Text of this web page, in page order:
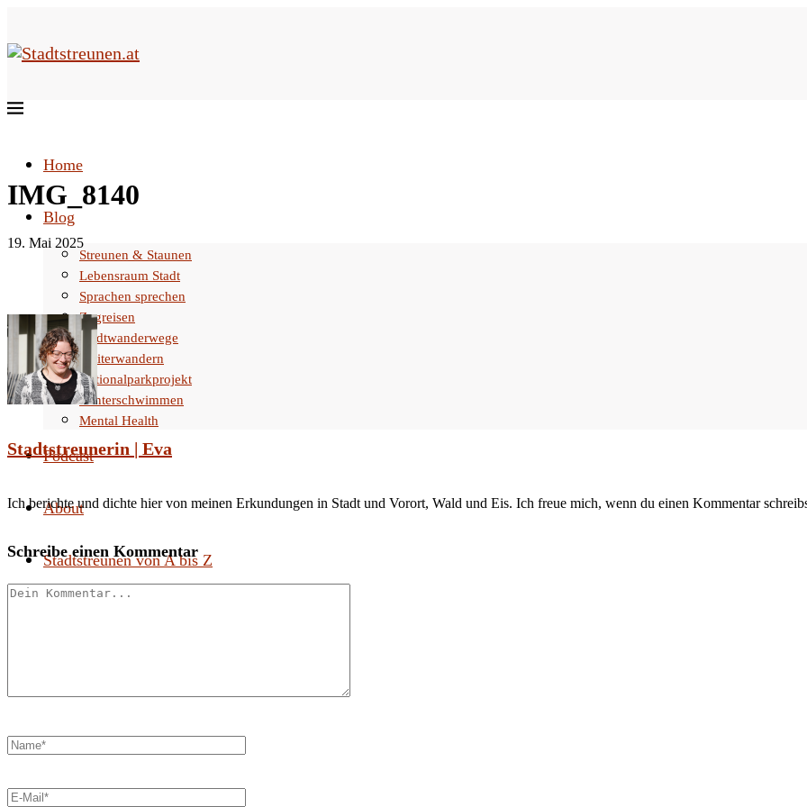
Home
Blog
Streunen & Staunen
Lebensraum Stadt
Sprachen sprechen
Zugreisen
Stadtwanderwege
Weiterwandern
Nationalparkprojekt
Winterschwimmen
Mental Health
Podcast
About
Stadtstreunen von A bis Z
IMG_8140
19. Mai 2025
Stadtstreunerin | Eva
Ich berichte und dichte hier von meinen Erkundungen in Stadt und Vorort, Wald und Eis. Ich freue mich, wenn du einen Kommentar
Schreibe einen Kommentar